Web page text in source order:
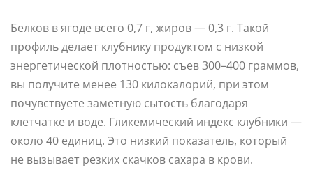
Белков в ягоде всего 0,7 г, жиров — 0,3 г. Такой
профиль делает клубнику продуктом с низкой
энергетической плотностью: съев 300–400 граммов,
вы получите менее 130 килокалорий, при этом
почувствуете заметную сытость благодаря
клетчатке и воде. Гликемический индекс клубники —
около 40 единиц. Это низкий показатель, который
не вызывает резких скачков сахара в крови.